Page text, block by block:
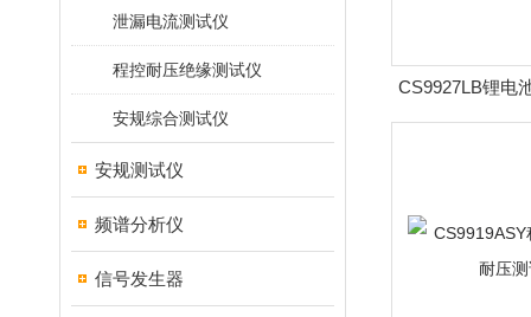
泄漏电流测试仪
程控耐压绝缘测试仪
安规综合测试仪
安规测试仪
频谱分析仪
信号发生器
CS9927LB锂电
仪